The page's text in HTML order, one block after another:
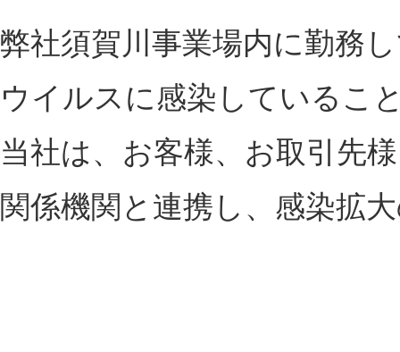
弊社須賀川事業場内に勤務
ウイルスに感染しているこ
当社は、お客様、お取引先
関係機関と連携し、感染拡